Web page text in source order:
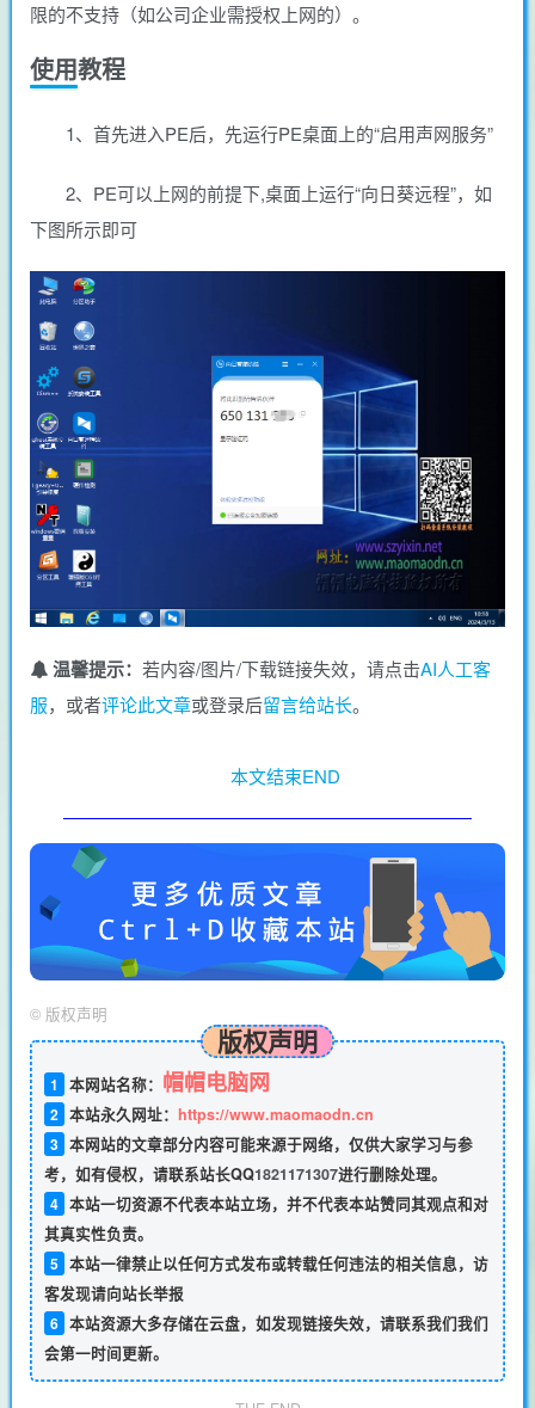
限的不支持（如公司企业需授权上网的）。
使用教程
1、首先进入PE后，先运行PE桌面上的“启用声网服务”
2、PE可以上网的前提下,桌面上运行“向日葵远程”，如
下图所示即可
温馨提示： 若内容/图片/下载链接失效，请点击AI人工客
服，或者评论此文章或登录后留言给站长。
本文结束END
© 版权声明
版权声明
1 本网站名称： 帽帽电脑网
2 本站永久网址： https://www.maomaodn.cn
3 本网站的文章部分内容可能来源于网络，仅供大家学习与参
考，如有侵权，请联系站长QQ1821171307进行删除处理。
4 本站一切资源不代表本站立场，并不代表本站赞同其观点和对
其真实性负责。
5 本站一律禁止以任何方式发布或转载任何违法的相关信息，访
客发现请向站长举报
6 本站资源大多存储在云盘，如发现链接失效，请联系我们我们
会第一时间更新。